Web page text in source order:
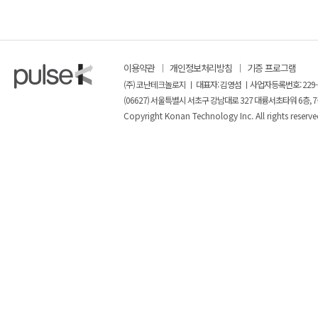
이용약관 개인정보처리방침 기증 프로그램
(주) 코난테크놀로지 ㅣ 대표자: 김영섬 ㅣ사업자등록번호:
(06627) 서울특별시 서초구 강남대로 327 대륭서초타워 6층,
Copyright Konan Technology Inc. All rights